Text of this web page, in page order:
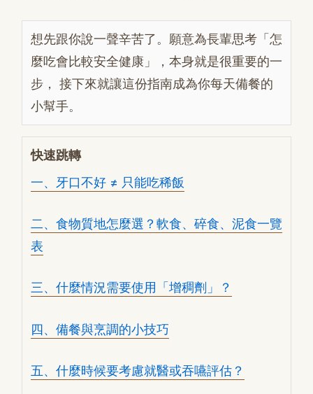
想先跟你說一聲辛苦了。願意為長輩思考「怎
麼吃會比較安全健康」，本身就是很重要的一
步， 接下來就讓這份指南成為你每天備餐的
小幫手。
快速跳轉
一、牙口不好 ≠ 只能吃稀飯
二、食物質地怎麼選？軟食、碎食、泥食一覽
表
三、什麼情況需要使用「增稠劑」？
四、備餐與烹調的小技巧
五、什麼時候要考慮就醫或吞嚥評估？